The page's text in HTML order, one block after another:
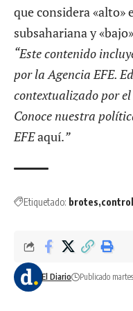
que considera «alto»
subsahariana y
“Este contenido
por la Agencia EFE.
contextualizado por
Conoce nuestra
EFEaquí.”
Etiquetado: brotes control
El Diario Publicado